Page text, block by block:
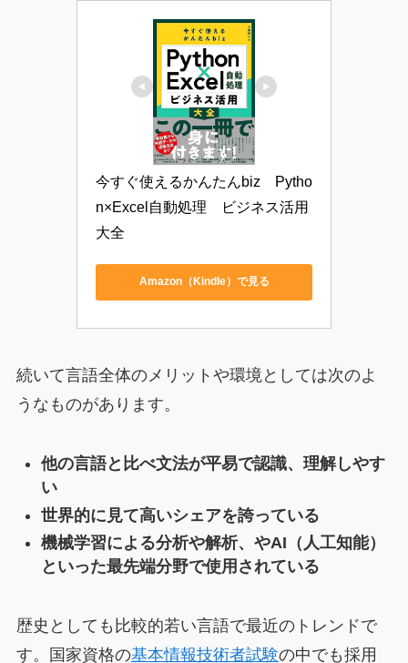
今すぐ使えるかんたんbiz　Pytho
n×Excel自動処理　ビジネス活用
大全
Amazon（Kindle）で見る
続いて言語全体のメリットや環境としては次のよ
うなものがあります。
他の言語と比べ文法が平易で認識、理解しやす
い
世界的に見て高いシェアを誇っている
機械学習による分析や解析、やAI（人工知能）
といった最先端分野で使用されている
歴史としても比較的若い言語で最近のトレンドで
す。国家資格の基本情報技術者試験の中でも採用